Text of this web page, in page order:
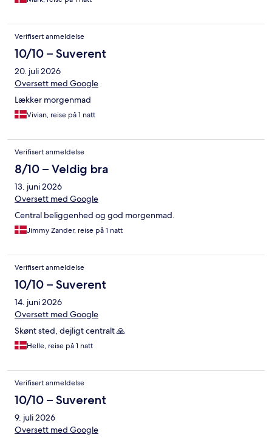
Verifisert anmeldelse
10/10 – Suverent
20. juli 2026
Oversett med Google
Lækker morgenmad
Vivian, reise på 1 natt
Verifisert anmeldelse
8/10 – Veldig bra
13. juni 2026
Oversett med Google
Central beliggenhed og god morgenmad.
Jimmy Zander, reise på 1 natt
Verifisert anmeldelse
10/10 – Suverent
14. juni 2026
Oversett med Google
Skønt sted, dejligt centralt 🙏
Helle, reise på 1 natt
Verifisert anmeldelse
10/10 – Suverent
9. juli 2026
Oversett med Google